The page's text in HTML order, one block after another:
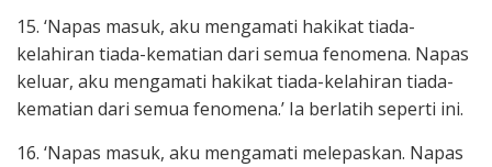
15. ‘Napas masuk, aku mengamati hakikat tiada-
kelahiran tiada-kematian dari semua fenomena. Napas
keluar, aku mengamati hakikat tiada-kelahiran tiada-
kematian dari semua fenomena.’ Ia berlatih seperti ini.
16. ‘Napas masuk, aku mengamati melepaskan. Napas